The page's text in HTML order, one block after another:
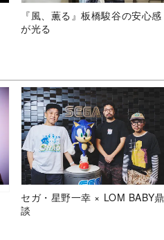
『風、薫る』板橋駿谷の安心感
が光る
セガ・星野一幸 × LOM BABY鼎
談